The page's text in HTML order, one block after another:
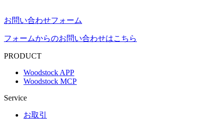
お問い合わせフォーム
フォームからのお問い合わせはこちら
PRODUCT
Woodstock APP
Woodstock MCP
Service
お取引